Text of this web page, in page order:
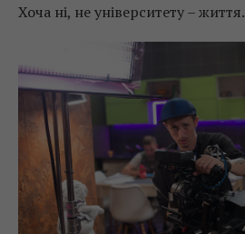
Хоча ні, не університету – життя.